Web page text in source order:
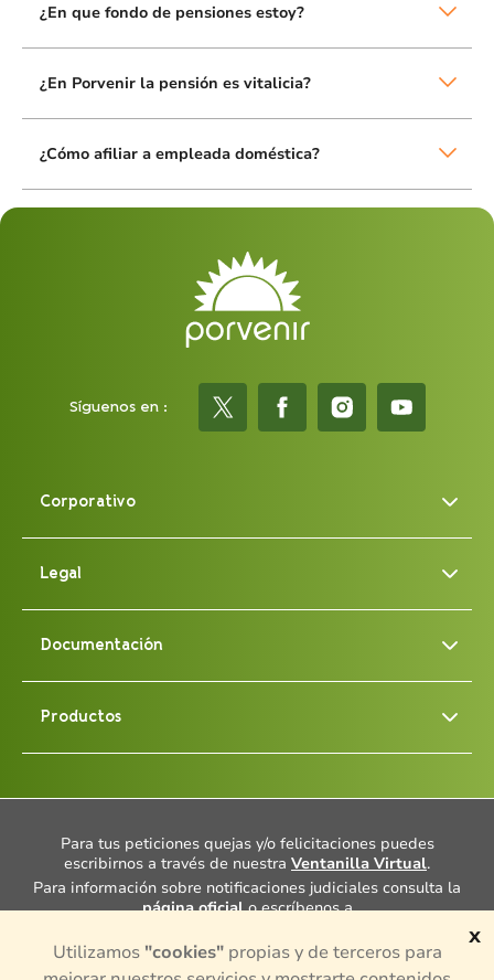
¿En que fondo de pensiones estoy?
¿En Porvenir la pensión es vitalicia?
¿Cómo afiliar a empleada doméstica?
Síguenos en :
Corporativo
Legal
Documentación
Productos
Para tus peticiones quejas y/o felicitaciones puedes
escribirnos a través de nuestra Ventanilla Virtual.
Para información sobre notificaciones judiciales consulta la
página oficialo escríbenos a
Cuentas con un Defensor del Consumidor Financiero, Dra.
Ana María Giraldo Rincón, consulta más informaciónaquí
x
Utilizamos "cookies"propias y de terceros para